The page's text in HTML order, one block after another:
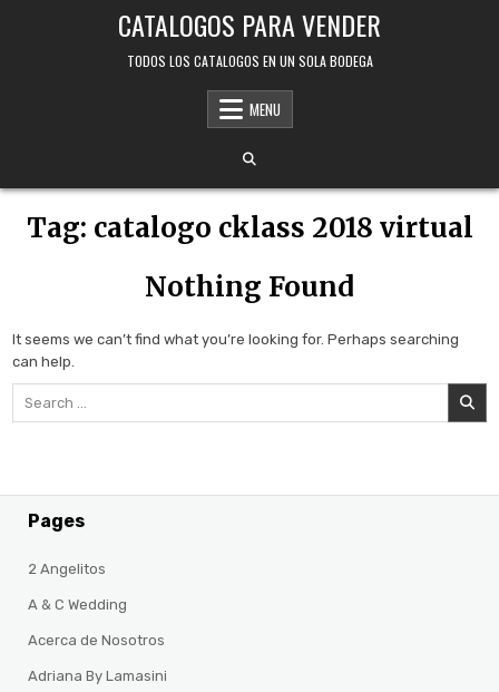
CATALOGOS PARA VENDER
TODOS LOS CATALOGOS EN UN SOLA BODEGA
MENU
Tag: catalogo cklass 2018 virtual
Nothing Found
It seems we can’t find what you’re looking for. Perhaps searching
can help.
Pages
2 Angelitos
A & C Wedding
Acerca de Nosotros
Adriana By Lamasini